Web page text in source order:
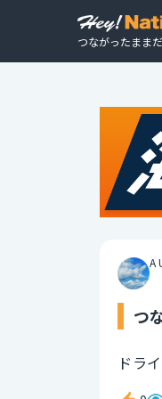
つながったまま
A
つ
ドラ